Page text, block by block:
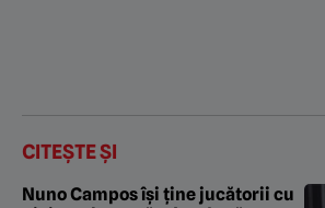
CITEȘTE ȘI
Nuno Campos își ține jucătorii cu